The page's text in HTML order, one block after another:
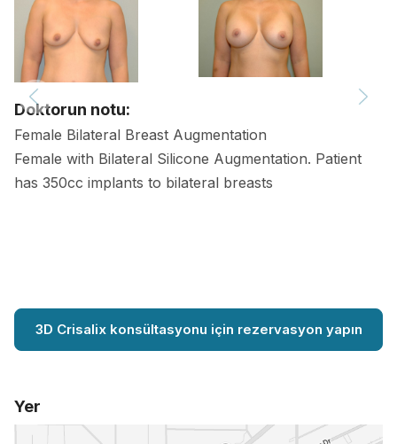
Doktorun notu:
Female Bilateral Breast Augmentation
Female with Bilateral Silicone Augmentation. Patient
has 350cc implants to bilateral breasts
3D Crisalix konsültasyonu için rezervasyon yapın
Yer